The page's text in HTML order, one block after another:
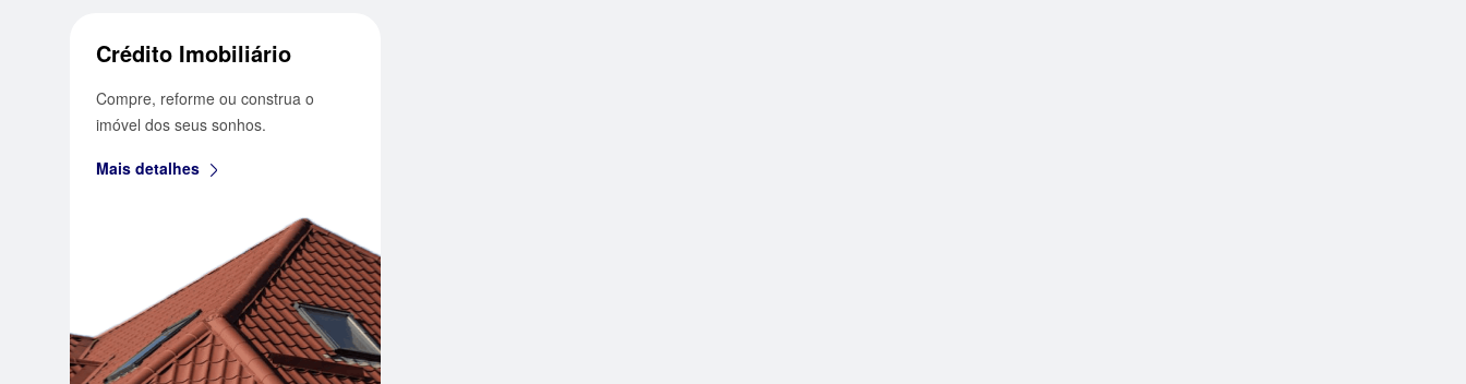
Crédito Imobiliário
Compre, reforme ou construa o
imóvel dos seus sonhos.
Mais detalhes
seta_direita